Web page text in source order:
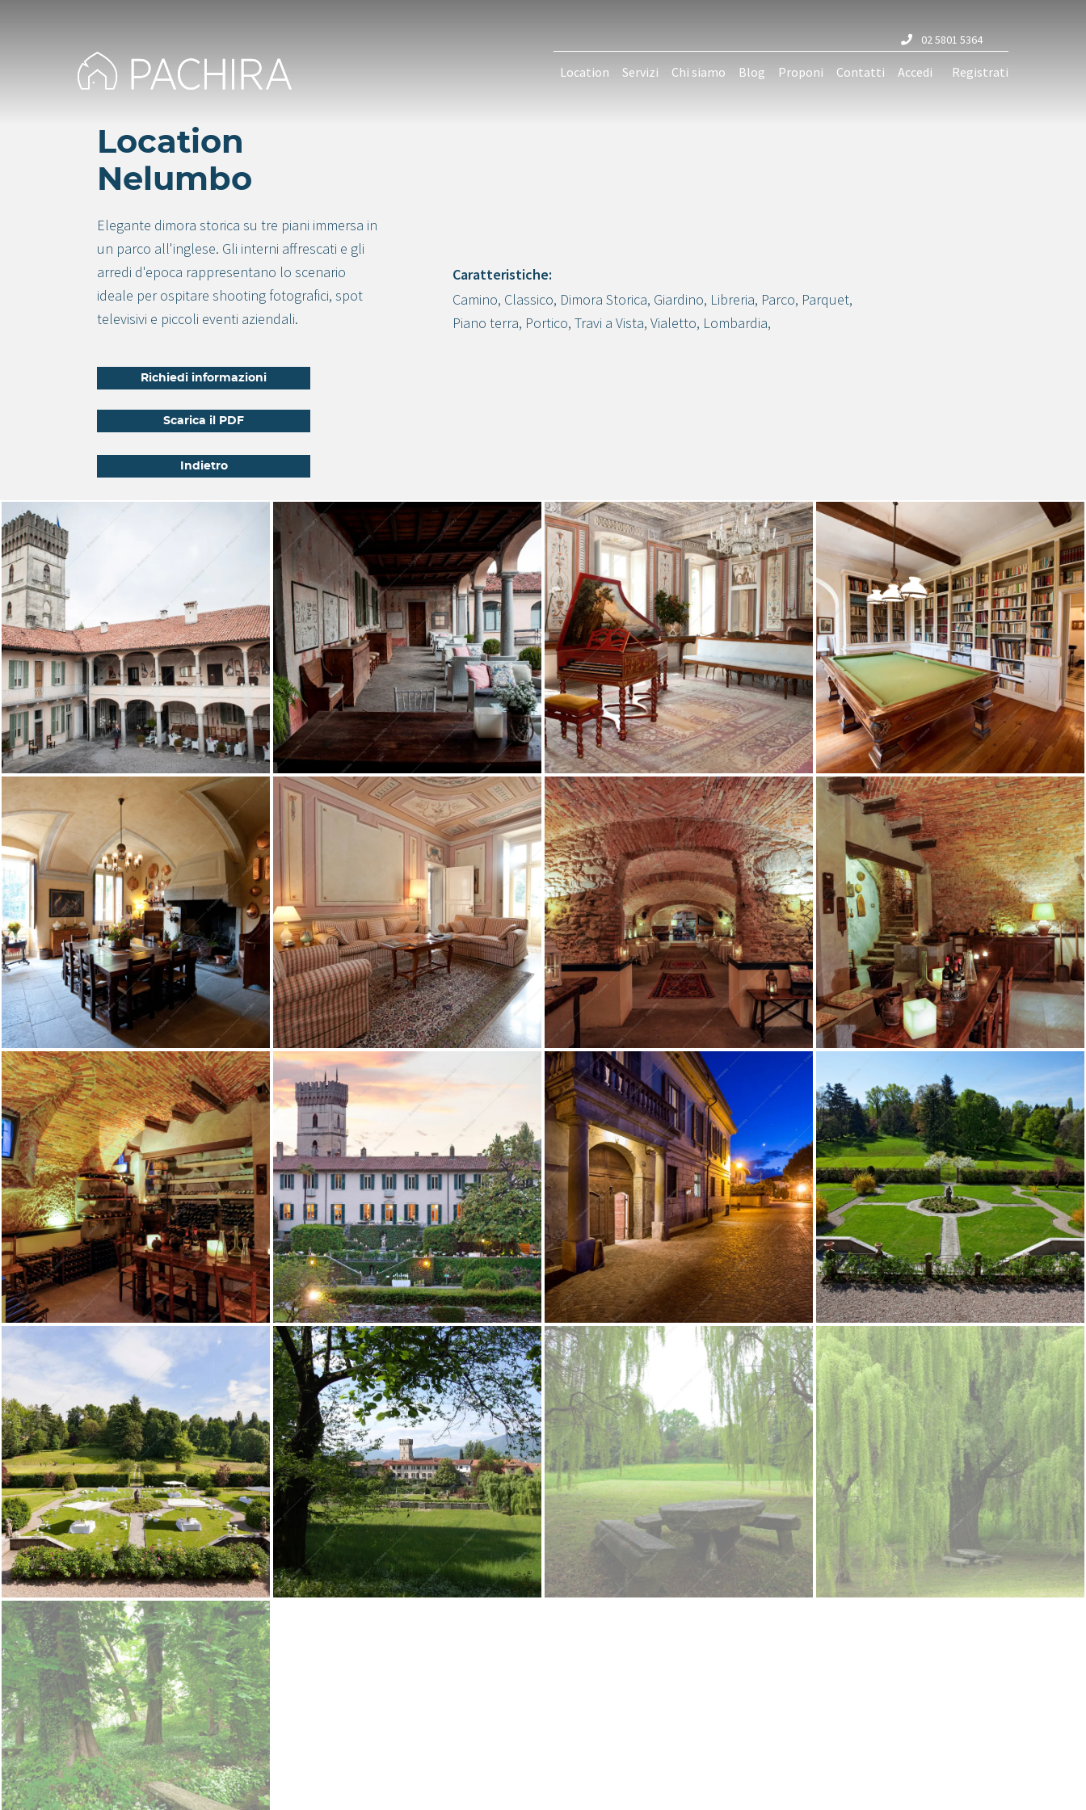
02 5801 5364
Location Servizi Chi siamo Blog Proponi Contatti Accedi Registrati
Location
Nelumbo
Elegante dimora storica su tre piani immersa in
un parco all'inglese. Gli interni affrescati e gli
arredi d'epoca rappresentano lo scenario
ideale per ospitare shooting fotografici, spot
televisivi e piccoli eventi aziendali.
Richiedi informazioni
Scarica il PDF
Indietro
Crea progetto
Caratteristiche:
Camino, Classico, Dimora Storica, Giardino, Libreria, Parco, Parquet,
Piano terra, Portico, Travi a Vista, Vialetto, Lombardia,